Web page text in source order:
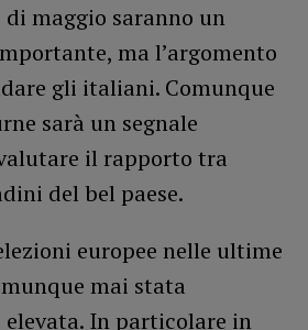
di maggio saranno un
ma l’argomento
gli italiani. Comunque
sarà un segnale
il rapporto tra
del bel paese.
europee nelle ultime
mai stata
In particolare in